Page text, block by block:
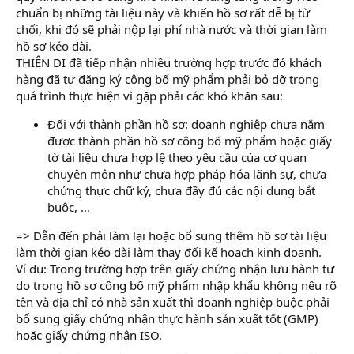
chuẩn bị những tài liệu này và khiến hồ sơ rất dễ bị từ
chối, khi đó sẽ phải nộp lại phí nhà nước và thời gian làm
hồ sơ kéo dài.
THIÊN DI đã tiếp nhận nhiều trường hợp trước đó khách
hàng đã tự đăng ký công bố mỹ phẩm phải bỏ dỡ trong
quá trình thực hiện vì gặp phải các khó khăn sau:
Đối với thành phần hồ sơ: doanh nghiệp chưa nắm
được thành phần hồ sơ công bố mỹ phẩm hoặc giấy
tờ tài liệu chưa hợp lệ theo yêu cầu của cơ quan
chuyên môn như chưa hợp pháp hóa lãnh sự, chưa
chứng thực chữ ký, chưa đầy đủ các nội dung bắt
buộc, …
=> Dẫn đến phải làm lại hoặc bổ sung thêm hồ sơ tài liệu
làm thời gian kéo dài làm thay đổi kế hoạch kinh doanh.
Ví dụ: Trong trường hợp trên giấy chứng nhận lưu hành tự
do trong hồ sơ công bố mỹ phẩm nhập khẩu không nêu rõ
tên và địa chỉ có nhà sản xuất thì doanh nghiệp buộc phải
bổ sung giấy chứng nhận thực hành sản xuất tốt (GMP)
hoặc giấy chứng nhận ISO.